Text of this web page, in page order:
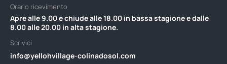
Orario ricevimento
Apre alle 9.00 e chiude alle 18.00 in bassa stagione e dalle
8.00 alle 20.00 in alta stagione.
Scrivici
info@yellohvillage-colinadosol.com